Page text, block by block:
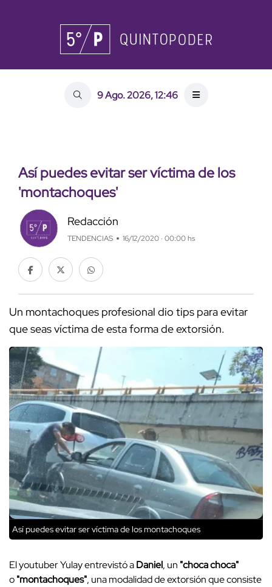
9 Ago. 2026, 12:46
Así puedes evitar ser víctima de los
'montachoques'
Redacción
TENDENCIAS 16/12/2020 · 00:00 hs
Un montachoques profesional dio tips para evitar
que seas víctima de esta forma de extorsión.
Así puedes evitar ser víctima de los montachoques
El youtuber Yulay entrevistó aDaniel, un "choca choca"
o"montachoques", una modalidad de extorsión que consiste